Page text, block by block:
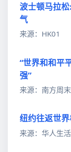
波士顿马拉
气
来源：HK01
“世界和和平
强”
来源：南方周末
纽约往返世
来源：华人生